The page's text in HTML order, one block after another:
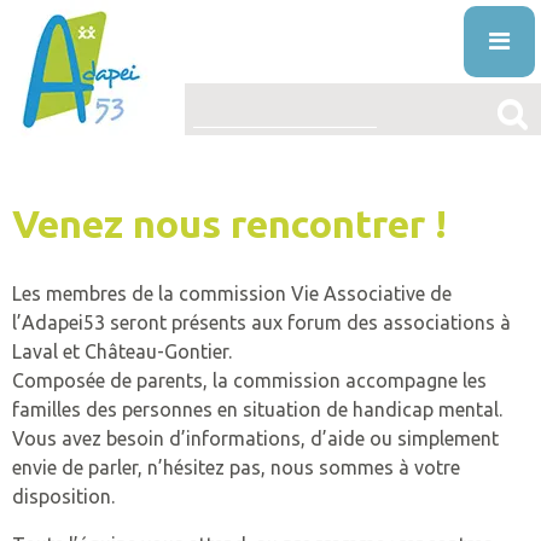
content
L’ASSOCIATION
PROJET ASSOCIATIF
STRUCTURE ORGANISATIONNELLE
ÉTABLISSEMENTS
LA VIE ASSOCIATIVE
LE HANDICAP MENTAL
DÉFINITION
ORIGINE
DIAGNOSTIC
VIVRE AVEC
ACTUALITÉS
VOS DROITS ET AIDES
AIDES
DROITS
NOS PRESTATIONS ET SERVICES
L’ÉDUCATION SPÉCIALISÉE ET
TRAVAILLER À L’ADAPEI53
Venez nous rencontrer !
Les membres de la commission Vie Associative de
l’Adapei53 seront présents aux forum des associations à
Laval et Château-Gontier.
Composée de parents, la commission accompagne les
familles des personnes en situation de handicap mental.
Vous avez besoin d’informations, d’aide ou simplement
envie de parler, n’hésitez pas, nous sommes à votre
disposition.